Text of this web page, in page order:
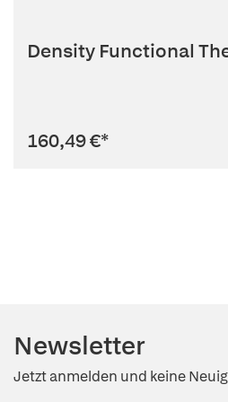
Density Functional
160,49 €*
Newsletter
Jetzt anmelden und keine